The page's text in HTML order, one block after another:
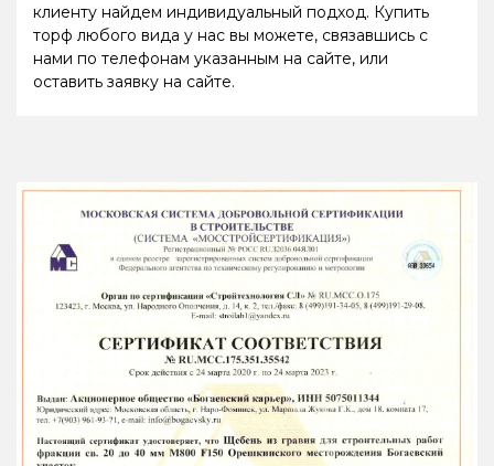
клиенту найдем индивидуальный подход. Купить
торф любого вида у нас вы можете, связавшись с
нами по телефонам указанным на сайте, или
оставить заявку на сайте.